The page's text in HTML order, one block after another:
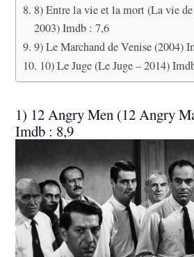
8) Entre la vie et la mort (La vie
2003) Imdb : 7,6
9) Le Marchand de Venise (2004)
10) Le Juge (Le Juge – 2014)
1) 12 Angry Men (12 Angry
Imdb : 8,9